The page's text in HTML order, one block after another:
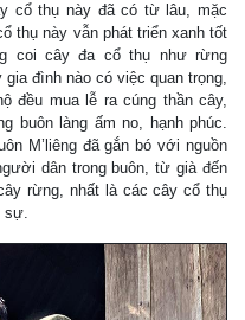
cổ thụ này đã có từ lâu, mặc
thụ này vẫn phát triển xanh tốt
coi cây đa cổ thụ như rừng
đình nào có việc quan trọng,
đều mua lễ ra cúng thần cây,
buôn làng ấm no, hạnh phúc.
M’liêng đã gắn bó với nguồn
dân trong buôn, từ già đến
rừng, nhất là các cây cổ thụ
sự.